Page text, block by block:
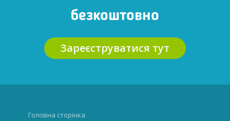
безкоштовно
Зареєструватися тут
Головна сторінка